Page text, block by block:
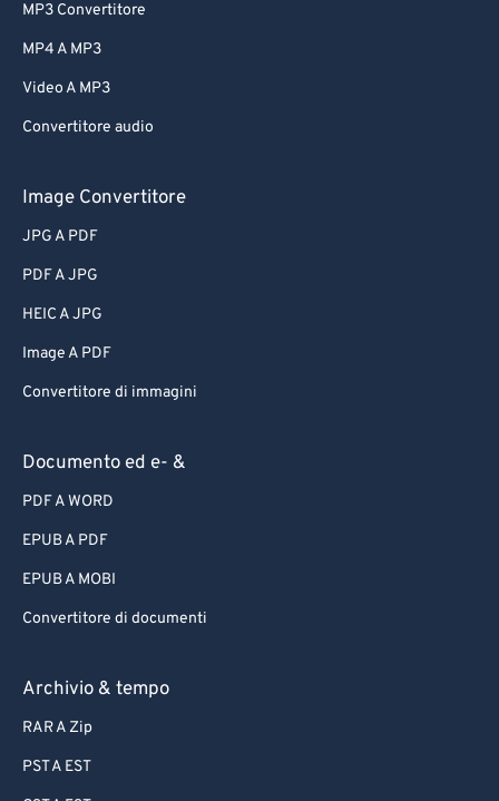
MP3 Convertitore
MP4 A MP3
Video A MP3
Convertitore audio
Image Convertitore
JPG A PDF
PDF A JPG
HEIC A JPG
Image A PDF
Convertitore di immagini
Documento ed e- &
PDF A WORD
EPUB A PDF
EPUB A MOBI
Convertitore di documenti
Archivio & tempo
RAR A Zip
PST A EST